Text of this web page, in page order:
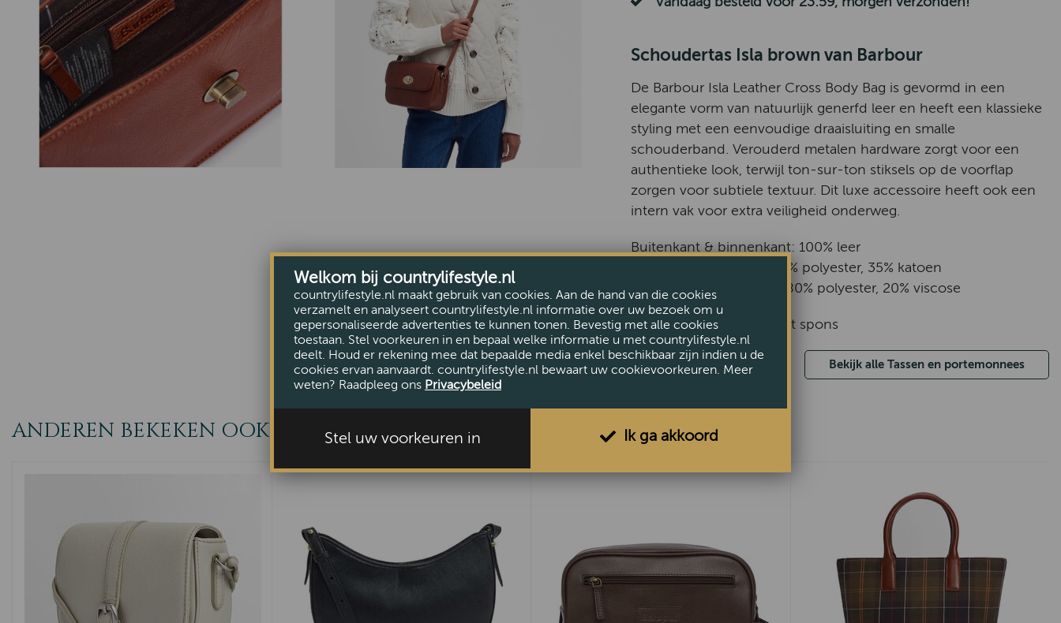
Schoudertas Isla brown van Barbour
De Barbour Isla Leather Cross Body Bag is gevormd in een
elegante vorm van natuurlijk generfd leer en heeft een klassieke
styling met een eenvoudige draaisluiting en smalle
schouderband. Verouderd metalen hardware zorgt voor een
authentieke look, terwijl ton-sur-ton stiksels op de voorflap
zorgen voor subtiele textuur. Dit luxe accessoire heeft ook een
intern vak voor extra veiligheid onderweg.
Buitenkant & binnenkant: 100% leer
Binnenste hoofdstof: 65% polyester, 35% katoen
Secundaire binnenstof: 80% polyester, 20% viscose
Alleen schoonmaken met spons
Bekijk alle Tassen en portemonnees
ANDEREN BEKEKEN OOK
Welkom bij countrylifestyle.nl
countrylifestyle.nl maakt gebruik van cookies. Aan de hand van die cookies
verzamelt en analyseert countrylifestyle.nl informatie over uw bezoek om u
gepersonaliseerde advertenties te kunnen tonen. Bevestig met alle cookies
toestaan. Stel voorkeuren in en bepaal welke informatie u met countrylifestyle.nl
deelt. Houd er rekening mee dat bepaalde media enkel beschikbaar zijn indien u de
cookies ervan aanvaardt. countrylifestyle.nl bewaart uw cookievoorkeuren. Meer
weten? Raadpleeg ons Privacybeleid
Stel uw voorkeuren in Ik ga akkoord